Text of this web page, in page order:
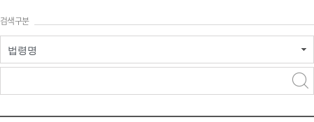
검색구분
법령명